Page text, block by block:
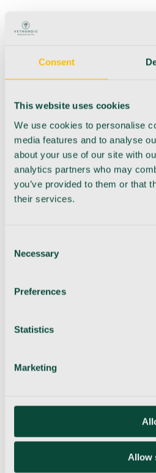
Consent
This website uses cookies
We use cookies to personalise
media features and to analyse
about your use of our site with
analytics partners who may
you’ve provided to them or that
their services.
Selection
Necessary
Preferences
Statistics
Marketing
Allow